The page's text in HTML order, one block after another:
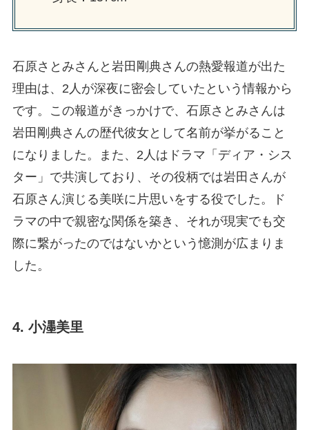
石原さとみさんと岩田剛典さんの熱愛報道が出た
理由は、2人が深夜に密会していたという情報から
です。この報道がきっかけで、石原さとみさんは
岩田剛典さんの歴代彼女として名前が挙がること
になりました。また、2人はドラマ「ディア・シス
ター」で共演しており、その役柄では岩田さんが
石原さん演じる美咲に片思いをする役でした。ド
ラマの中で親密な関係を築き、それが現実でも交
際に繋がったのではないかという憶測が広まりま
した。
4. 小濹美里